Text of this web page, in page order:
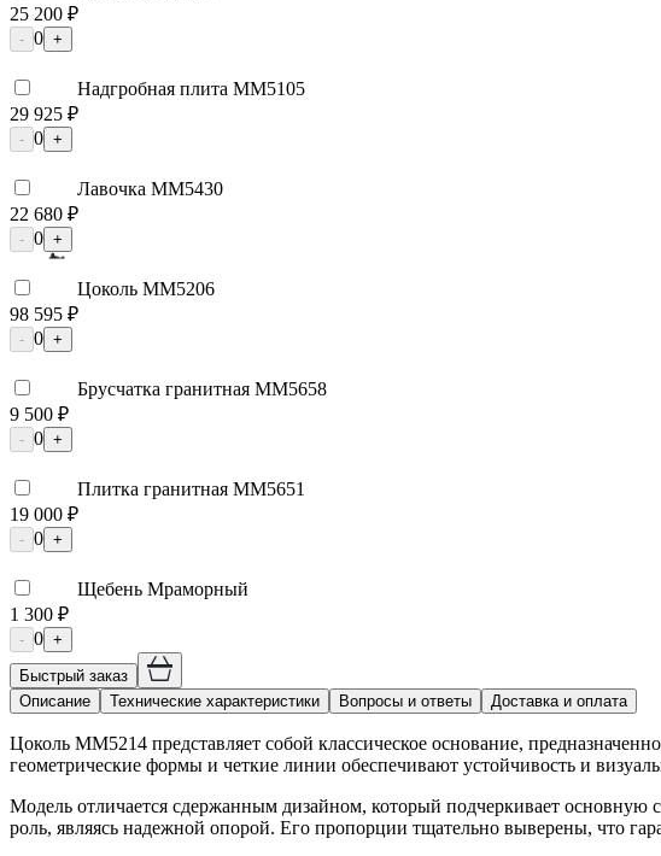
25 200 ₽
- 0 +
Надгробная плита ММ5105
29 925 ₽
- 0 +
Лавочка ММ5430
22 680 ₽
- 0 +
Цоколь ММ5206
98 595 ₽
- 0 +
Брусчатка гранитная ММ5658
9 500 ₽
- 0 +
Плитка гранитная ММ5651
19 000 ₽
- 0 +
Щебень Мраморный
1 300 ₽
- 0 +
Быстрый заказ
Описание
Технические характеристики Вопросы и ответы Доставка и оплата
Цоколь ММ5214 представляет собой классическое основание,
геометрические формы и четкие линии обеспечивают устойчивость и
Модель отличается сдержанным дизайном, который подчеркивает
роль, являясь надежной опорой. Его пропорции тщательно выверены, что